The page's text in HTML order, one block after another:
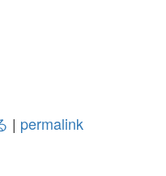
| permalink